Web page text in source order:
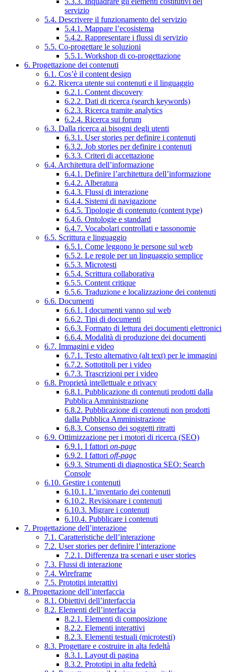
servizio
5.4. Descrivere il funzionamento del servizio
5.4.1. Mappare l’ecosistema
5.4.2. Rappresentare i flussi di servizio
5.5. Co-progettare le soluzioni
5.5.1. Workshop di co-progettazione
6. Progettazione dei contenuti
6.1. Cos’è il content design
6.2. Ricerca utente sui contenuti e il linguaggio
6.2.1. Content discovery
6.2.2. Dati di ricerca (search keywords)
6.2.3. Ricerca tramite analytics
6.2.4. Ricerca sui forum
6.3. Dalla ricerca ai bisogni degli utenti
6.3.1. User stories per definire i contenuti
6.3.2. Job stories per definire i contenuti
6.3.3. Criteri di accettazione
6.4. Architettura dell’informazione
6.4.1. Definire l’architettura dell’informazione
6.4.2. Alberatura
6.4.3. Flussi di interazione
6.4.4. Sistemi di navigazione
6.4.5. Tipologie di contenuto (content type)
6.4.6. Ontologie e standard
6.4.7. Vocabolari controllati e tassonomie
6.5. Scrittura e linguaggio
6.5.1. Come leggono le persone sul web
6.5.2. Le regole per un linguaggio semplice
6.5.3. Microtesti
6.5.4. Scrittura collaborativa
6.5.5. Content critique
6.5.6. Traduzione e localizzazione dei contenuti
6.6. Documenti
6.6.1. I documenti vanno sul web
6.6.2. Tipi di documenti
6.6.3. Formato di lettura dei documenti elettronici
6.6.4. Modalità di produzione dei documenti
6.7. Immagini e video
6.7.1. Testo alternativo (alt text) per le immagini
6.7.2. Sottotitoli per i video
6.7.3. Trascrizioni per i video
6.8. Proprietà intellettuale e privacy
6.8.1. Pubblicazione di contenuti prodotti dalla
Pubblica Amministrazione
6.8.2. Pubblicazione di contenuti non prodotti
dalla Pubblica Amministrazione
6.8.3. Consenso dei soggetti ritratti
6.9. Ottimizzazione per i motori di ricerca (SEO)
6.9.1. I fattori on-page
6.9.2. I fattori off-page
6.9.3. Strumenti di diagnostica SEO: Search
Console
6.10. Gestire i contenuti
6.10.1. L’inventario dei contenuti
6.10.2. Revisionare i contenuti
6.10.3. Migrare i contenuti
6.10.4. Pubblicare i contenuti
7. Progettazione dell’interazione
7.1. Caratteristiche dell’interazione
7.2. User stories per definire l’interazione
7.2.1. Differenza tra scenari e user stories
7.3. Flussi di interazione
7.4. Wireframe
7.5. Prototipi interattivi
8. Progettazione dell’interfaccia
8.1. Obiettivi dell’interfaccia
8.2. Elementi dell’interfaccia
8.2.1. Elementi di composizione
8.2.2. Elementi interattivi
8.2.3. Elementi testuali (microtesti)
8.3. Progettare e costruire in alta fedeltà
8.3.1. Layout di pagina
8.3.2. Prototipi in alta fedeltà